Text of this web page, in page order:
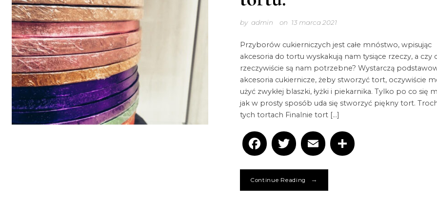
by admin on 13 marca 2021
Przyborów cukierniczych jest całe mnóstwo, wpisując
akcesoria do tortu wyskakują nam tysiące rzeczy, a czy
rzeczywiście są nam potrzebne? Wystarczą
akcesoria cukiernicze, żeby stworzyć tort, oczywiście
użyć zwykłej blaszki, łyżki i piekarnika. Tylko po co się
jak w prosty sposób uda się stworzyć piękny tort.
tych tortach Finalnie tort […]
Facebook
Twitter
Email
Continue Reading →